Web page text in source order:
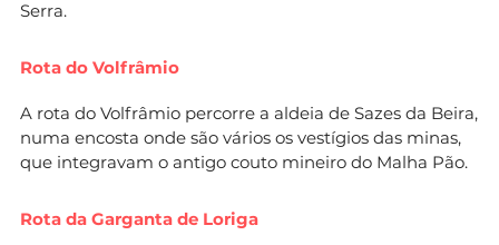
Serra.
Rota do Volfrâmio
A rota do Volfrâmio percorre a aldeia de Sazes da Beira,
numa encosta onde são vários os vestígios das minas,
que integravam o antigo couto mineiro do Malha Pão.
Rota da Garganta de Loriga